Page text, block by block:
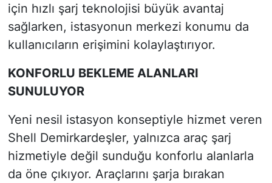
için hızlı şarj teknolojisi büyük avantaj
sağlarken, istasyonun merkezi konumu da
kullanıcıların erişimini kolaylaştırıyor.
KONFORLU BEKLEME ALANLARI
SUNULUYOR
Yeni nesil istasyon konseptiyle hizmet veren
Shell Demirkardeşler, yalnızca araç şarj
hizmetiyle değil sunduğu konforlu alanlarla
da öne çıkıyor. Araçlarını şarja bırakan